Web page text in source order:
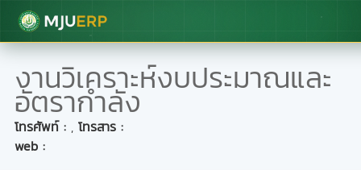
มหาวิทยาลัยแม่โจ้
งานวิเคราะห์งบประมาณและ
อัตรากำลัง
โทรศัพท์ : , โทรสาร :
web :